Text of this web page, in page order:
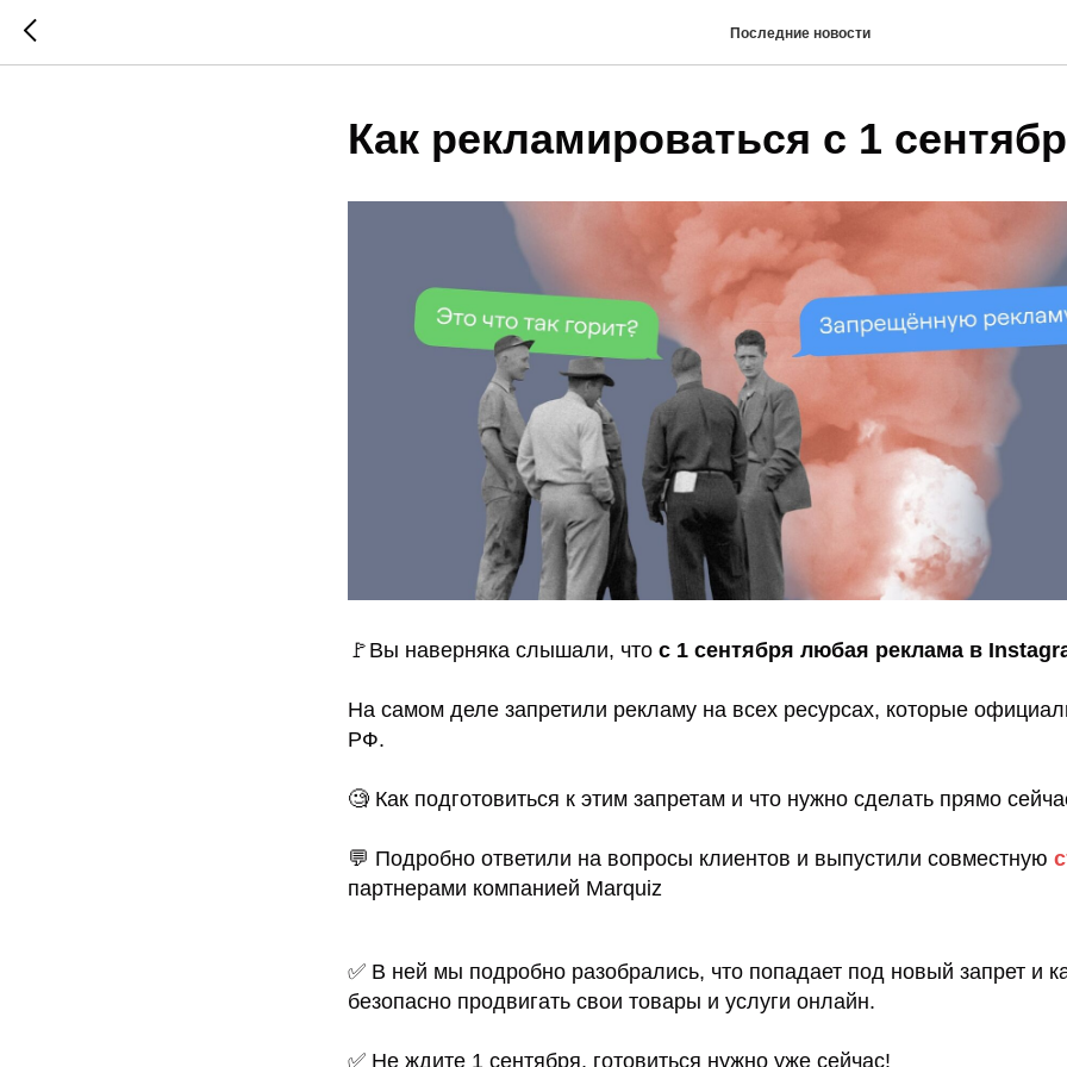
Последние новости
Как рекламироваться с 1
🚩Вы наверняка слышали, что с 1 сентября любая реклама в
На самом деле запретили рекламу на всех ресурсах, которые
РФ.
🧐 Как подготовиться к этим запретам и что нужно сделать прямо
💬 Подробно ответили на вопросы клиентов и выпустили совместную
партнерами компанией Marquiz
✅ В ней мы подробно разобрались, что попадает под новый запрет и
безопасно продвигать свои товары и услуги онлайн.
✅ Не ждите 1 сентября, готовиться нужно уже сейчас!